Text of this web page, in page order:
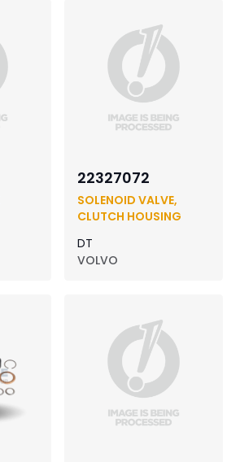
22327072
SOLENOID VALVE,
CLUTCH HOUSING
DT
VOLVO